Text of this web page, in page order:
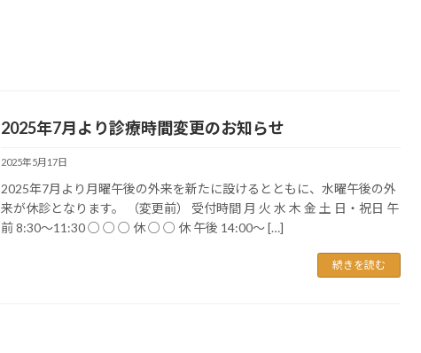
2025年7月より診療時間変更のお知らせ
2025年5月17日
2025年7月より月曜午後の外来を新たに設けるとともに、水曜午後の外
来が休診となります。 （変更前） 受付時間 月 火 水 木 金 土 日・祝日 午
前 8:30～11:30 ○ ○ ○ 休 ○ ○ 休 午後 14:00～ […]
続きを読む